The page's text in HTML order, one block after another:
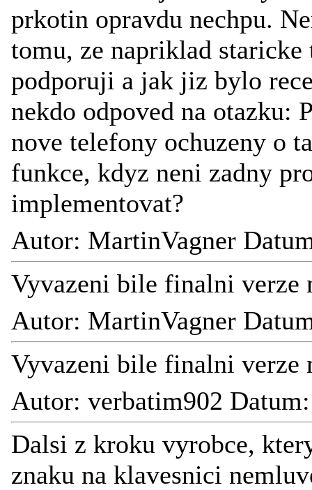
prkotin opravdu nechpu.
tomu, ze napriklad
podporuji a jak jiz bylo
nekdo odpoved na otazku:
nove telefony ochuzeny o
funkce, kdyz neni zadny
implementovat?
Autor: MartinVagner
Vyvazeni bile finalni verze
Autor: MartinVagner
Vyvazeni bile finalni verze
Autor: verbatim902
Dalsi z kroku vyrobce,
znaku na klavesnici